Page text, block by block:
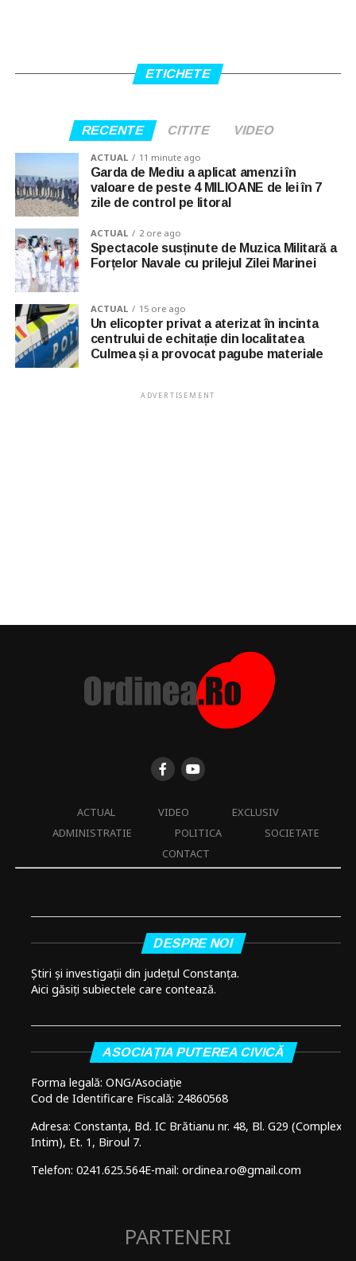
ETICHETE
RECENTE CITITE VIDEO
ACTUAL 11 minute ago
Garda de Mediu a aplicat amenzi în
valoare de peste 4 MILIOANE de lei în 7
zile de control pe litoral
ACTUAL 2 ore ago
Spectacole susținute de Muzica Militară a
Forțelor Navale cu prilejul Zilei Marinei
ACTUAL 15 ore ago
Un elicopter privat a aterizat în incinta
centrului de echitație din localitatea
Culmea și a provocat pagube materiale
ADVERTISEMENT
ACTUAL VIDEO
EXCLUSIV
ADMINISTRATIE
POLITICA
SOCIETATE
CONTACT
DESPRE NOI
Știri și investigații din județul Constanța.
Aici găsiți subiectele care contează.
ASOCIAȚIA PUTEREA CIVICĂ
Forma legală: ONG/Asociație
Cod de Identificare Fiscală: 24860568
Adresa: Constanța, Bd. IC Brătianu nr. 48, Bl. G29 (Complex
Intim), Et. 1, Biroul 7.
Telefon: 0241.625.564E-mail: ordinea.ro@gmail.com
PARTENERI